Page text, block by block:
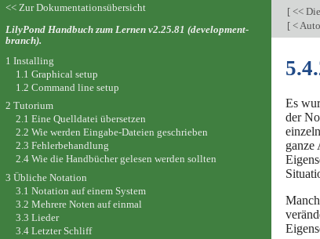
[ <<
[ <
Es
der
ganze
<< Zur Dokumentationsübersicht
LilyPond Handbuch zum Lernen v2.25.81 (development-
branch).
1 Installing
1.1 Graphical setup
1.2 Command line setup
2 Tutorium
2.1 Eine Quelldatei übersetzen
2.2 Wie werden Eingabe-Dateien geschrieben
2.3 Fehlerbehandlung
2.4 Wie die Handbücher gelesen werden sollten
3 Übliche Notation
3.1 Notation auf einem System
3.2 Mehrere Noten auf einmal
3.3 Lieder
3.4 Letzter Schliff